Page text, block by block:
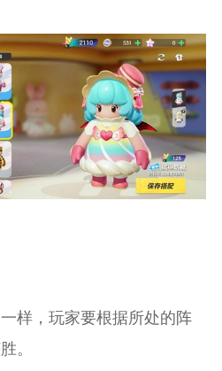
，玩家要根据所处的阵
。